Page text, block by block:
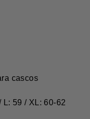
cascos
L: 59 / XL: 60-62